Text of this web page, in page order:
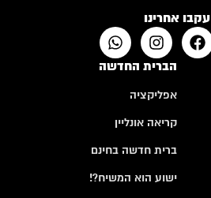
עקבו אחרינו
הברית החדשה
אפליקציה
קריאה אונליין
ברית חדשה בחינם
ישוע הוא המשיח?!